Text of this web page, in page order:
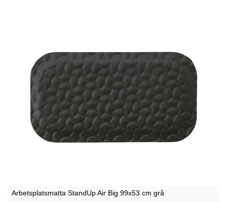
Arbetsplatsmatta StandUp Air Big 99x53 cm grå